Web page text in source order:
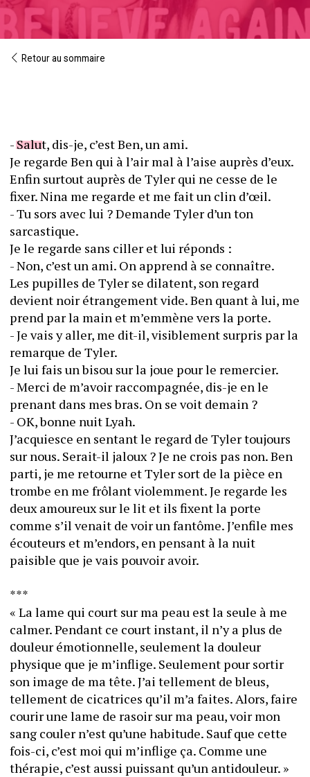
Retour au sommaire
- Salut, dis-je, c’est Ben, un ami.
Je regarde Ben qui à l’air mal à l’aise auprès d’eux.
Enfin surtout auprès de Tyler qui ne cesse de le
fixer. Nina me regarde et me fait un clin d’œil.
- Tu sors avec lui ? Demande Tyler d’un ton
sarcastique.
Je le regarde sans ciller et lui réponds :
- Non, c’est un ami. On apprend à se connaître.
Les pupilles de Tyler se dilatent, son regard
devient noir étrangement vide. Ben quant à lui, me
prend par la main et m’emmène vers la porte.
- Je vais y aller, me dit-il, visiblement surpris par la
remarque de Tyler.
Je lui fais un bisou sur la joue pour le remercier.
- Merci de m’avoir raccompagnée, dis-je en le
prenant dans mes bras. On se voit demain ?
- OK, bonne nuit Lyah.
J’acquiesce en sentant le regard de Tyler toujours
sur nous. Serait-il jaloux ? Je ne crois pas non. Ben
parti, je me retourne et Tyler sort de la pièce en
trombe en me frôlant violemment. Je regarde les
deux amoureux sur le lit et ils fixent la porte
comme s’il venait de voir un fantôme. J’enfile mes
écouteurs et m’endors, en pensant à la nuit
paisible que je vais pouvoir avoir.
***
« La lame qui court sur ma peau est la seule à me
calmer. Pendant ce court instant, il n’y a plus de
douleur émotionnelle, seulement la douleur
physique que je m’inflige. Seulement pour sortir
son image de ma tête. J’ai tellement de bleus,
tellement de cicatrices qu’il m’a faites. Alors, faire
courir une lame de rasoir sur ma peau, voir mon
sang couler n’est qu’une habitude. Sauf que cette
fois-ci, c’est moi qui m’inflige ça. Comme une
thérapie, c’est aussi puissant qu’un antidouleur. »